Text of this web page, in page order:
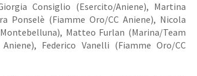
Consiglio (Esercito/Aniene), Martina
Ponselè (Fiamme Oro/CC Aniene), Nicola
Matteo Furlan (Marina/Team
Federico Vanelli (Fiamme Oro/CC